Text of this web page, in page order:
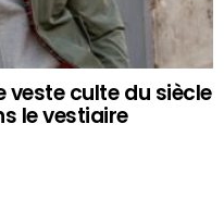
veste culte du siècle
le vestiaire